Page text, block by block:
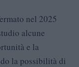
nel 2025
alcune
e la
la possibilità di